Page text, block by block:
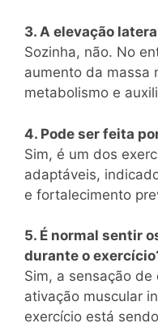
3. A elevação
Sozinha, não. No
aumento da massa
metabolismo e
4. Pode ser feita
Sim, é um dos
adaptáveis,
e fortalecimento
5. É normal sentir
durante o
Sim, a sensação
ativação muscular
exercício está